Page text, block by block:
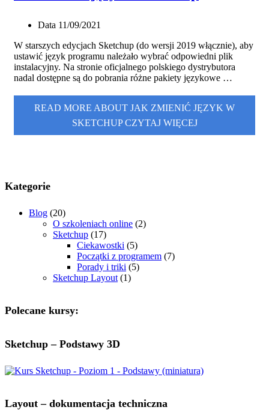
Data 11/09/2021
W starszych edycjach Sketchup (do wersji 2019 włącznie), aby
ustawić język programu należało wybrać odpowiedni plik
instalacyjny. Na stronie oficjalnego polskiego dystrybutora
nadal dostępne są do pobrania różne pakiety językowe …
READ MORE ABOUT JAK ZMIENIĆ JĘZYK W
SKETCHUPCZYTAJ WIĘCEJ
Kategorie
Blog (20)
O szkoleniach online (2)
Sketchup (17)
Ciekawostki (5)
Początki z programem (7)
Porady i triki (5)
Sketchup Layout (1)
Polecane kursy:
Sketchup – Podstawy 3D
Layout – dokumentacja techniczna